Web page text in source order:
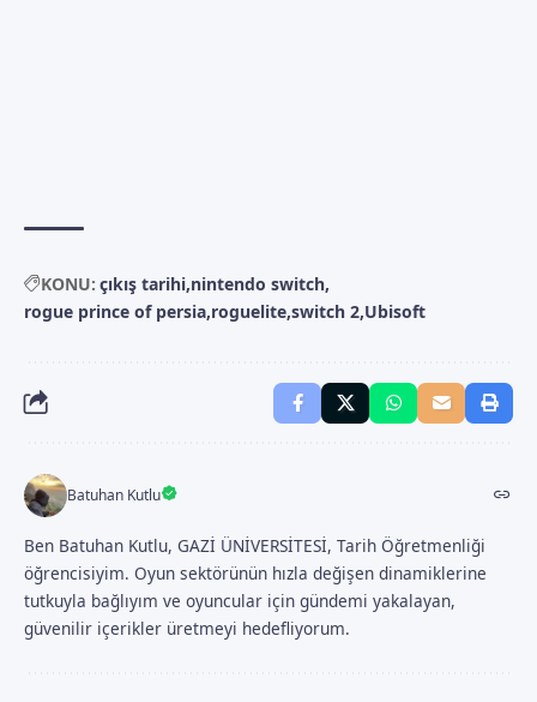
KONU: çıkış tarihi nintendo switch
rogue prince of persia roguelite switch 2 Ubisoft
Batuhan Kutlu
Ben Batuhan Kutlu, GAZİ ÜNİVERSİTESİ, Tarih Öğretmenliği
öğrencisiyim. Oyun sektörünün hızla değişen dinamiklerine
tutkuyla bağlıyım ve oyuncular için gündemi yakalayan,
güvenilir içerikler üretmeyi hedefliyorum.